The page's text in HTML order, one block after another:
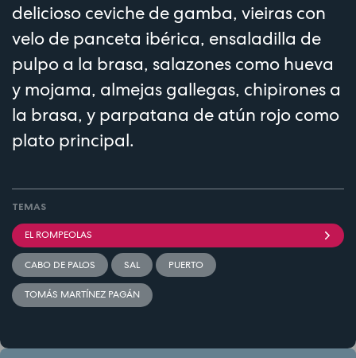
delicioso ceviche de gamba, vieiras con
velo de panceta ibérica, ensaladilla de
pulpo a la brasa, salazones como hueva
y mojama, almejas gallegas, chipirones a
la brasa, y parpatana de atún rojo como
plato principal.
TEMAS
EL ROMPEOLAS
CABO DE PALOS SAL PUERTO
TOMÁS MARTÍNEZ PAGÁN